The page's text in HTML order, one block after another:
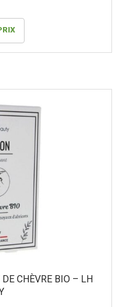
CHÈVRE BIO – LH